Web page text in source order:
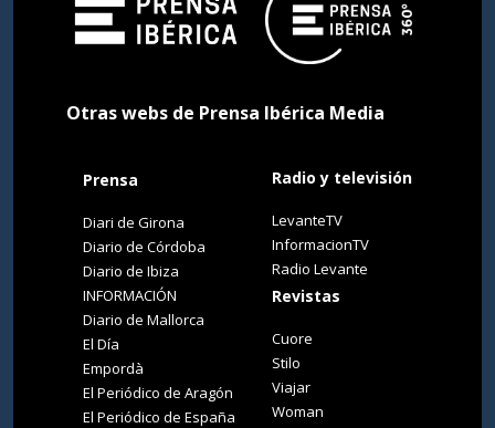
Otras webs de Prensa Ibérica Media
Prensa
Diari de Girona
Diario de Córdoba
Diario de Ibiza
INFORMACIÓN
Diario de Mallorca
El Día
Empordà
El Periódico de Aragón
El Periódico de España
Radio y televisión
LevanteTV
InformacionTV
Radio Levante
Revistas
Cuore
Stilo
Viajar
Woman